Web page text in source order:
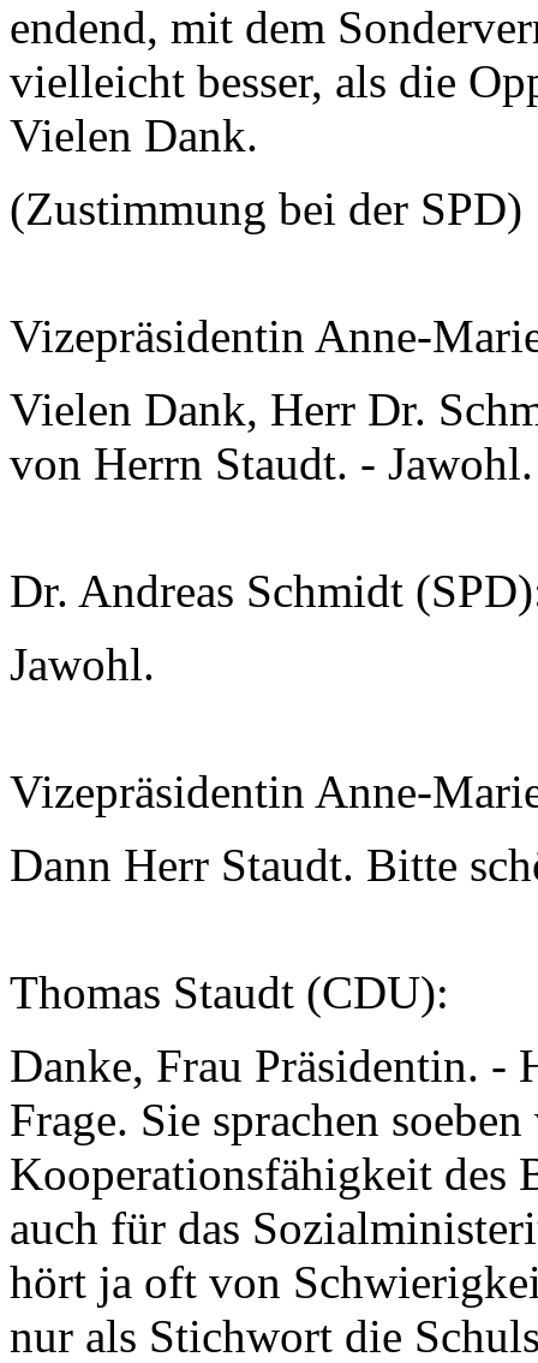
endend, mit dem
vielleicht besser, als die
Vielen Dank.
(Zustimmung bei der SPD)
Vizepräsidentin Anne-
Vielen Dank, Herr Dr.
von Herrn Staudt. - Jawohl.
Dr. Andreas Schmidt
Jawohl.
Vizepräsidentin Anne-
Dann Herr Staudt. Bitte
Thomas Staudt (CDU):
Danke, Frau Präsidentin. -
Frage. Sie sprachen
Kooperationsfähigkeit des
auch für das
hört ja oft von
nur als Stichwort die